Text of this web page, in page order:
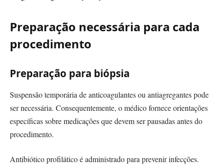
Preparação necessária para cada
procedimento
Preparação para biópsia
Suspensão temporária de anticoagulantes ou antiagregantes pode
ser necessária. Consequentemente, o médico fornece orientações
específicas sobre medicações que devem ser pausadas antes do
procedimento.
Antibiótico profilático é administrado para prevenir infecções.